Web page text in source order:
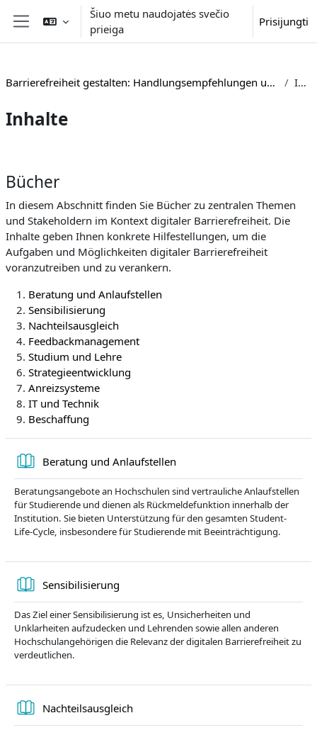
Pereiti į pagrindinį turinį
Šoninis skydelis
Šiuo metu naudojatės svečio
prieiga
Prisijungti
Barrierefreiheit gestalten: Handlungsempfehlungen und Beispiele aus der Hochschulpraxis Inhalte
Inhalte
Bücher
In diesem Abschnitt finden Sie Bücher zu zentralen Themen
und Stakeholdern im Kontext digitaler Barrierefreiheit. Die
Inhalte geben Ihnen konkrete Hilfestellungen, um die
Aufgaben und Möglichkeiten digitaler Barrierefreiheit
voranzutreiben und zu verankern.
Beratung und Anlaufstellen
Sensibilisierung
Nachteilsausgleich
Feedbackmanagement
Studium und Lehre
Strategieentwicklung
Anreizsysteme
IT und Technik
Beschaffung
Beratung und Anlaufstellen
Beratungsangebote an Hochschulen sind vertrauliche Anlaufstellen
für Studierende und dienen als Rückmeldefunktion innerhalb der
Institution. Sie bieten Unterstützung für den gesamten Student-
Life-Cycle, insbesondere für Studierende mit Beeinträchtigung.
Sensibilisierung
Das Ziel einer Sensibilisierung ist es, Unsicherheiten und
Unklarheiten aufzudecken und Lehrenden sowie allen anderen
Hochschulangehörigen die Relevanz der digitalen Barrierefreiheit zu
verdeutlichen.
Nachteilsausgleich